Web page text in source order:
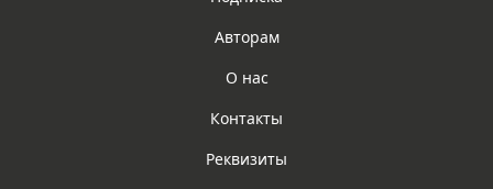
Авторам
О нас
Контакты
Реквизиты